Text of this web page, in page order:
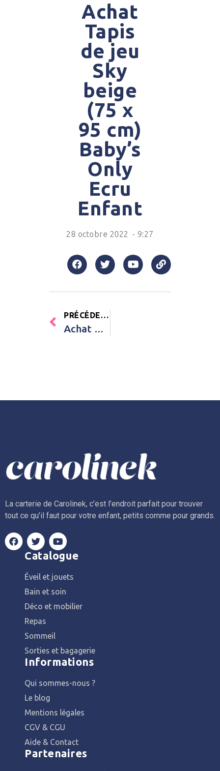
Achat
Tapis
de jeu
Sky
beige
(75 x
95 cm)
Baby’s
Only
Ecru
Enfant
28 octobre 2022 - 9:27
PRÉCÉDENT
Achat Livre Au pays des géants Editions Kimane Enfant
La carterie de Carolinek, c’est l’endroit parfait pour trouver
tout ce qu’il faut pour votre enfant, petits comme pour grands.
Catalogue
Éveil et jouets
Bain et soin
Déco et mobilier
Repas
Sommeil
Sorties et bagagerie
Informations
Qui sommes-nous ?
Le blog
Mentions légales
CGV & CGU
Aide & Contact
Partenaires